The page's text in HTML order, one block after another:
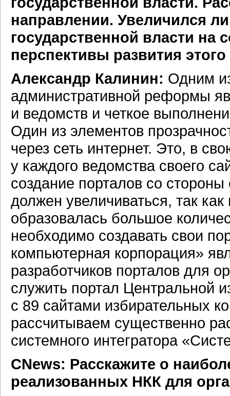
направлении. Увеличился
государственной власти на
перспективы развития
Александр Калинин: Одним
административной реформы
и ведомств и четкое
Один из элементов
через сеть интернет. Это, в
у каждого ведомства своего
создание порталов со стороны
должен увеличиваться, так
образовалась большое
необходимо создавать свои
компьютерная корпорация»
разработчиков порталов для
служить портал Центральной
с 89 сайтами избирательных
рассчитываем существенно
системного интегратора
CNews: Расскажите о
реализованных НКК для